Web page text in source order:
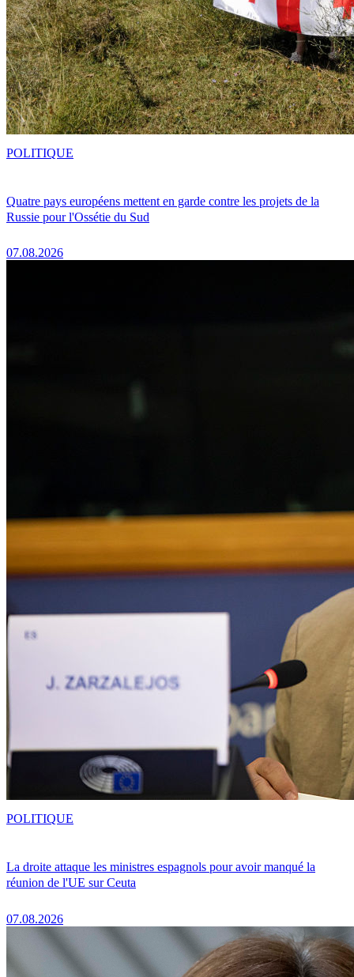
Quatre pays européens mettent en garde contre les projets de la
Russie pour l'Ossétie du Sud
07.08.2026
POLITIQUE
La droite attaque les ministres espagnols pour avoir manqué la
réunion de l'UE sur Ceuta
07.08.2026
POLITIQUE